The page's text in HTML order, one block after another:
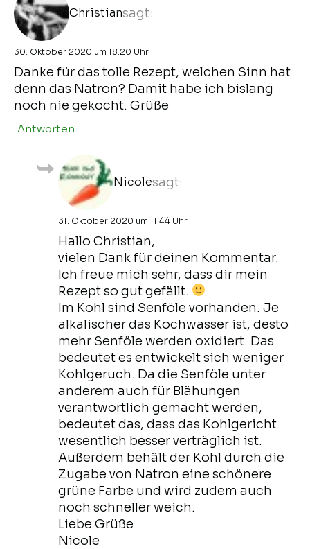
Christiansagt:
30. Oktober 2020 um 18:20 Uhr
Danke für das tolle Rezept, welchen Sinn hat
denn das Natron? Damit habe ich bislang
noch nie gekocht. Grüße
Antworten
Nicolesagt:
31. Oktober 2020 um 11:44 Uhr
Hallo Christian,
vielen Dank für deinen Kommentar.
Ich freue mich sehr, dass dir mein
Rezept so gut gefällt.
Im Kohl sind Senföle vorhanden. Je
alkalischer das Kochwasser ist, desto
mehr Senföle werden oxidiert. Das
bedeutet es entwickelt sich weniger
Kohlgeruch. Da die Senföle unter
anderem auch für Blähungen
verantwortlich gemacht werden,
bedeutet das, dass das Kohlgericht
wesentlich besser verträglich ist.
Außerdem behält der Kohl durch die
Zugabe von Natron eine schönere
grüne Farbe und wird zudem auch
noch schneller weich.
Liebe Grüße
Nicole